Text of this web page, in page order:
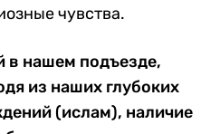
чувства.
в нашем подъезде,
из наших глубоких
(ислам), наличие